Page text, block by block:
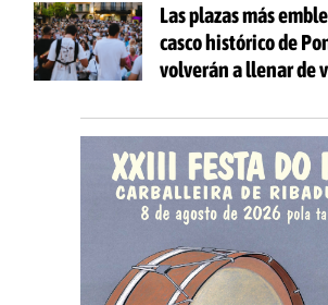
todas las edades
Las plazas más
casco histórico de
volverán a llenar de